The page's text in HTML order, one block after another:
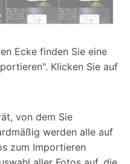
Ecke finden Sie eine
Klicken Sie auf
von dem Sie
werden alle auf
zum Importieren